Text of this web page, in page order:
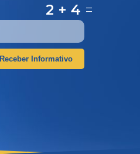
2 + 4 =
Receber Informativo